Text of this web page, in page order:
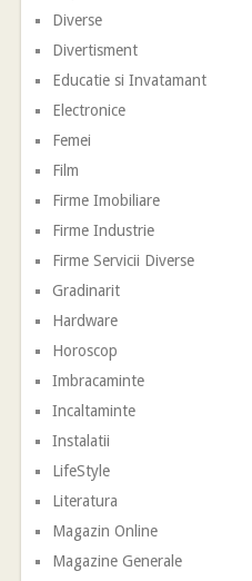
Diverse
Divertisment
Educatie si Invatamant
Electronice
Femei
Film
Firme Imobiliare
Firme Industrie
Firme Servicii Diverse
Gradinarit
Hardware
Horoscop
Imbracaminte
Incaltaminte
Instalatii
LifeStyle
Literatura
Magazin Online
Magazine Generale